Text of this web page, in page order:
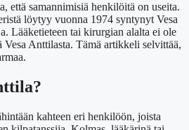
että samannimisiä henkilöitä on useita.
löytyy vuonna 1974 syntynyt Vesa
Lääketieteen tai kirurgian alalta ei ole
Anttilasta. Tämä artikkeli selvittää,
kahteen eri henkilöön, joista